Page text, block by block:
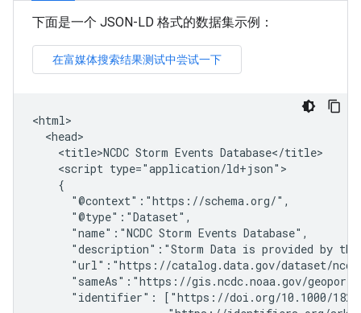
下面是一个 JSON-LD 格式的数据集示例：
<html>
  <head>
    <title>NCDC Storm Events Database</title>
    <script type="application/ld+json">
    {
      "@context":"https://schema.org/",
      "@type":"Dataset",
      "name":"NCDC Storm Events Database",
"description":"Storm Data is provided by
"url":"https://catalog.data.gov/dataset/
"sameAs":"https://gis.ncdc.noaa.gov/
"identifier": ["https://doi.org/10.1000/